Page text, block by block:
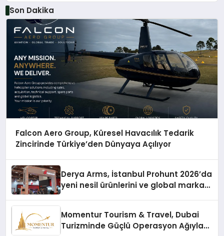
Son Dakika
Falcon Aero Group, Küresel Havacılık Tedarik
Zincirinde Türkiye’den Dünyaya Açılıyor
Derya Arms, İstanbul Prohunt 2026’da
yeni nesil ürünlerini ve global marka
Momentur Tourism & Travel, Dubai
Turizminde Güçlü Operasyon Ağıyla